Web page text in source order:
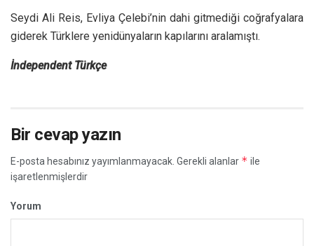
Seydi Ali Reis, Evliya Çelebi’nin dahi gitmediği coğrafyalara
giderek Türklere yenidünyaların kapılarını aralamıştı.
İndependent Türkçe
Bir cevap yazın
E-posta hesabınız yayımlanmayacak. Gerekli alanlar * ile
işaretlenmişlerdir
Yorum